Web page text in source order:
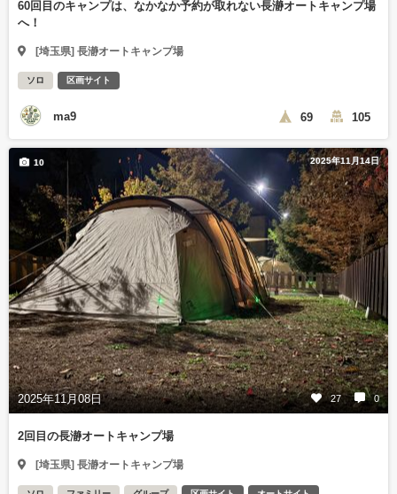
60回目のキャンプは、なかなか予約が取れない長瀞オートキャンプ場
へ！
[埼玉県] 長瀞オートキャンプ場
ソロ 区画サイト
ma9 69 105
2025年11月14日
2025年11月08日 27 0
10
2回目の長瀞オートキャンプ場
[埼玉県] 長瀞オートキャンプ場